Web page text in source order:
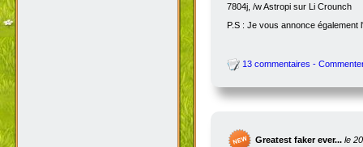
7804j, /w Astropi sur Li Crounch
P.S : Je vous annonce
13 commentaires -
Greatest faker ever... le